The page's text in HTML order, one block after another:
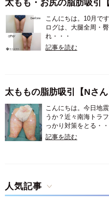
太もも・お尻の脂肪吸引
こんにちは。10月で
ログは、大腿全周・
れ・・・
記事を読む
太ももの脂肪吸引【Nさ
こんにちは。今日地
うか？近々南海トラ
っかり対策をとる・・
記事を読む
人気記事